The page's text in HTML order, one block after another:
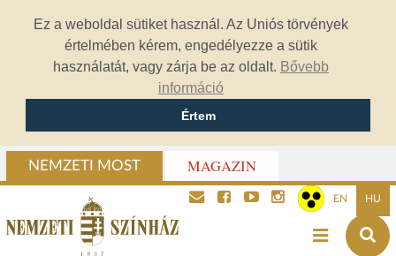
Ez a weboldal sütiket használ. Az Uniós törvények
értelmében kérem, engedélyezze a sütik
használatát, vagy zárja be az oldalt. Bővebb
információ
Értem
NEMZETI MOST MAGAZIN
EN HU